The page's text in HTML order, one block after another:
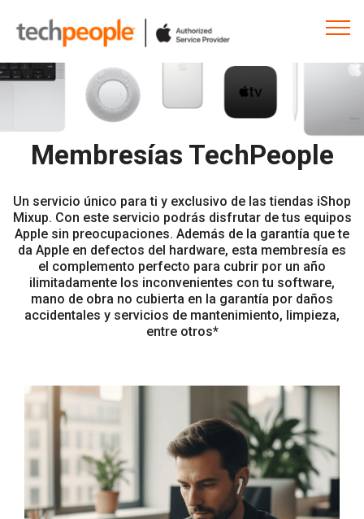
Membresías TechPeople
Un servicio único para ti y exclusivo de las tiendas iShop
Mixup. Con este servicio podrás disfrutar de tus equipos
Apple sin preocupaciones. Además de la garantía que te
da Apple en defectos del hardware, esta membresía es
el complemento perfecto para cubrir por un año
ilimitadamente los inconvenientes con tu software,
mano de obra no cubierta en la garantía por daños
accidentales y servicios de mantenimiento, limpieza,
entre otros*